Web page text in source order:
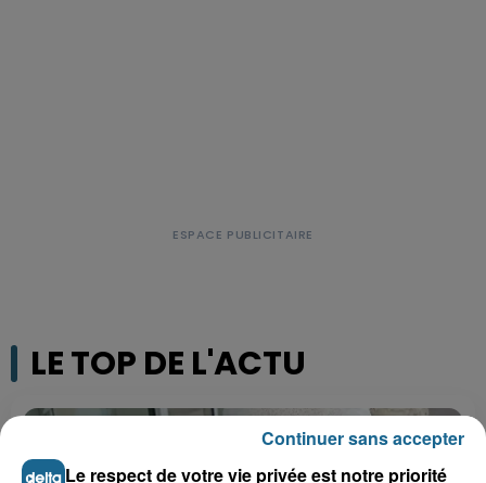
LE TOP DE L'ACTU
Le respect de votre vie privée est notre priorité
Continuer sans accepter